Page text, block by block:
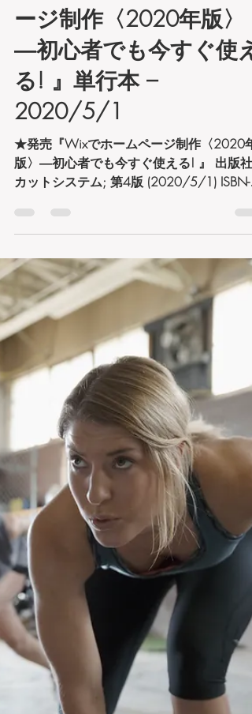
2020年6月18日
読了時間: 3分
★発売『Wixでホームペ
ージ制作〈2020年版〉
―初心者でも今すぐ使え
る! 』単行本 –
2020/5/1
★発売『Wixでホームページ制作〈2020年
10: 487783480X 今年も共著させていただ
きました。WIXはどんどん進化しておりま
す。